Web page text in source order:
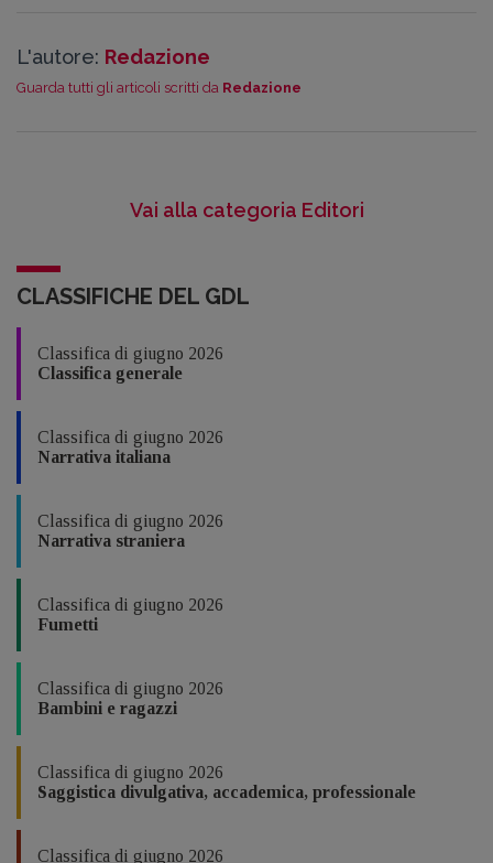
L'autore: Redazione
Guarda tutti gli articoli scritti da Redazione
Vai alla categoria Editori
CLASSIFICHE DEL GDL
Classifica di giugno 2026
Classifica generale
Classifica di giugno 2026
Narrativa italiana
Classifica di giugno 2026
Narrativa straniera
Classifica di giugno 2026
Fumetti
Classifica di giugno 2026
Bambini e ragazzi
Classifica di giugno 2026
Saggistica divulgativa, accademica, professionale
Classifica di giugno 2026